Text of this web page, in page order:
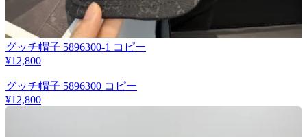
グッチ帽子 5896300-1 コピー
¥12,800
グッチ帽子 5896300 コピー
¥12,800